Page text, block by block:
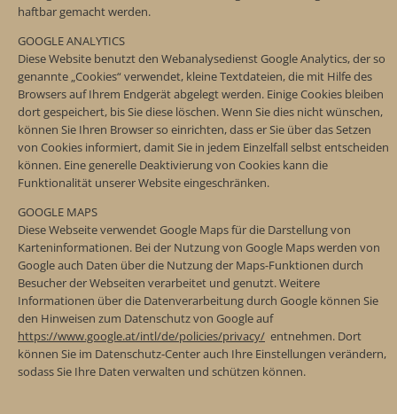
haftbar gemacht werden.
GOOGLE ANALYTICS
Diese Website benutzt den Webanalysedienst Google Analytics, der so
genannte „Cookies“ verwendet, kleine Textdateien, die mit Hilfe des
Browsers auf Ihrem Endgerät abgelegt werden. Einige Cookies bleiben
dort gespeichert, bis Sie diese löschen. Wenn Sie dies nicht wünschen,
können Sie Ihren Browser so einrichten, dass er Sie über das Setzen
von Cookies informiert, damit Sie in jedem Einzelfall selbst entscheiden
können. Eine generelle Deaktivierung von Cookies kann die
Funktionalität unserer Website eingeschränken.
GOOGLE MAPS
Diese Webseite verwendet Google Maps für die Darstellung von
Karteninformationen. Bei der Nutzung von Google Maps werden von
Google auch Daten über die Nutzung der Maps-Funktionen durch
Besucher der Webseiten verarbeitet und genutzt. Weitere
Informationen über die Datenverarbeitung durch Google können Sie
den Hinweisen zum Datenschutz von Google auf
https://www.google.at/intl/de/policies/privacy/ entnehmen. Dort
können Sie im Datenschutz-Center auch Ihre Einstellungen verändern,
sodass Sie Ihre Daten verwalten und schützen können.